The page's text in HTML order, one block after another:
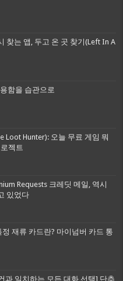
찾는 앱, 두고 온 곳 찾기(Left In A
함을 습관으로
Loot Hunter): 오늘 무료 게임 뭐
젝트
Requests 크레딧 메일, 역시
있었다
재류 카드란? 마이넘버 카드 통
과 일치하는 모든 대화 선택] 단추